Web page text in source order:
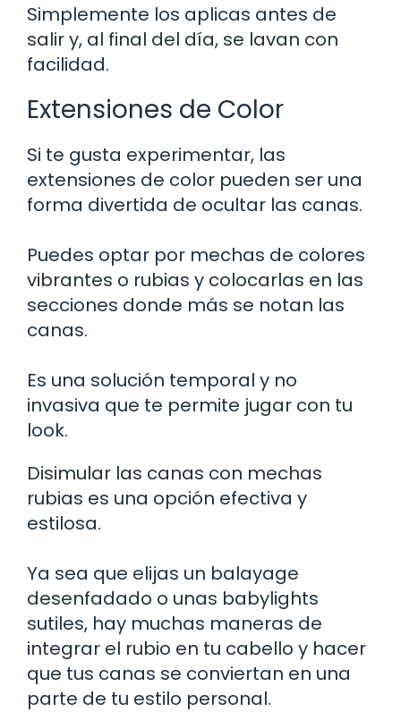
Simplemente los aplicas antes de
salir y, al final del día, se lavan con
facilidad.
Extensiones de Color
Si te gusta experimentar, las
extensiones de color pueden ser una
forma divertida de ocultar las canas.
Puedes optar por mechas de colores
vibrantes o rubias y colocarlas en las
secciones donde más se notan las
canas.
Es una solución temporal y no
invasiva que te permite jugar con tu
look.
Disimular las canas con mechas
rubias es una opción efectiva y
estilosa.
Ya sea que elijas un balayage
desenfadado o unas babylights
sutiles, hay muchas maneras de
integrar el rubio en tu cabello y hacer
que tus canas se conviertan en una
parte de tu estilo personal.